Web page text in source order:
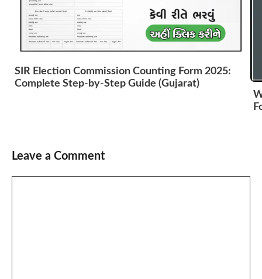
SIR Election Commission Counting Form 2025:
Complete Step-by-Step Guide (Gujarat)
Leave a Comment